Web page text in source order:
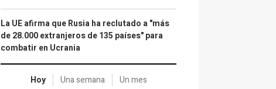
La UE afirma que Rusia ha reclutado a "más
de 28.000 extranjeros de 135 países" para
combatir en Ucrania
Hoy Una semana Un mes